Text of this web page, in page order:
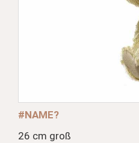
#NAME?
26 cm groß